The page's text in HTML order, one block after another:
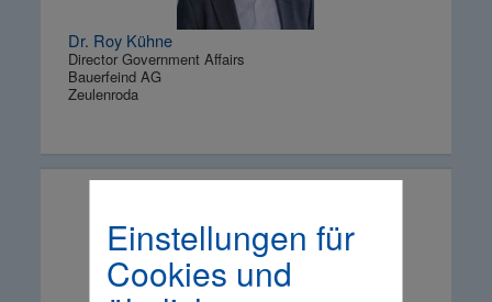
Einstellungen für
Cookies und
Dr. Roy Kühne
Director Government Affairs
Bauerfeind AG
Zeulenroda